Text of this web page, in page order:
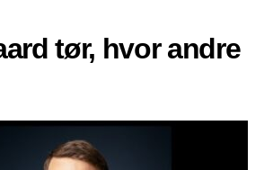
tør, hvor andre